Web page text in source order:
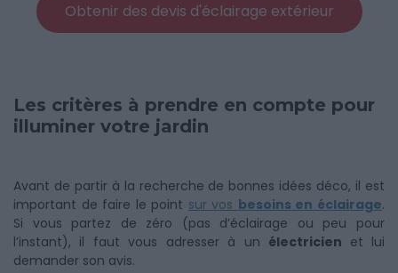
Obtenir des devis d'éclairage extérieur
Les critères à prendre en compte pour
illuminer votre jardin
Avant de partir à la recherche de bonnes idées déco, il est
important de faire le point sur vos besoins en éclairage.
Si vous partez de zéro (pas d’éclairage ou peu pour
l’instant), il faut vous adresser à un électricien et lui
demander son avis.